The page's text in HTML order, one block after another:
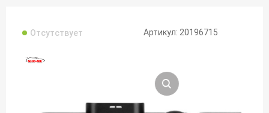
Отсутствует Артикул: 20196715